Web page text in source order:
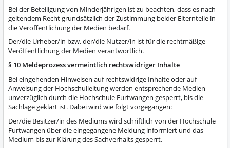
Bei der Beteiligung von Minderjährigen ist zu beachten, dass es nach
geltendem Recht grundsätzlich der Zustimmung beider Elternteile in
die Veröffentlichung der Medien bedarf.
Der/die Urheber/in bzw. der/die Nutzer/in ist für die rechtmäßige
Veröffentlichung der Medien verantwortlich.
§ 10 Meldeprozess vermeintlich rechtswidriger Inhalte
Bei eingehenden Hinweisen auf rechtswidrige Inhalte oder auf
Anweisung der Hochschulleitung werden entsprechende Medien
unverzüglich durch die Hochschule Furtwangen gesperrt, bis die
Sachlage geklärt ist. Dabei wird wie folgt vorgegangen:
Der/die Besitzer/in des Mediums wird schriftlich von der Hochschule
Furtwangen über die eingegangene Meldung informiert und das
Medium bis zur Klärung des Sachverhalts gesperrt.